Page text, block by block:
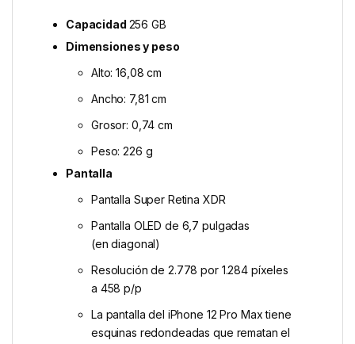
Capacidad 256 GB
Dimensiones y peso
Alto: 16,08 cm
Ancho: 7,81 cm
Grosor: 0,74 cm
Peso: 226 g
Pantalla
Pantalla Super Retina XDR
Pantalla OLED de 6,7 pulgadas
(en diagonal)
Resolución de 2.778 por 1.284 píxeles
a 458 p/p
La pantalla del iPhone 12 Pro Max tiene
esquinas redondeadas que rematan el